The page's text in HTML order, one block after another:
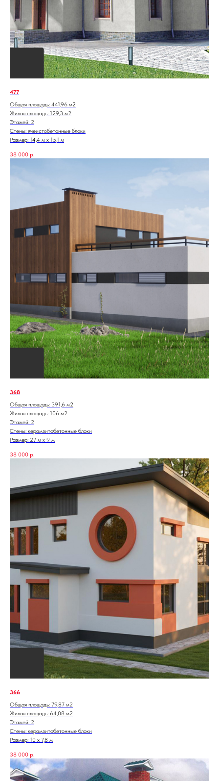
477
Общая площадь: 441,96 м2
Жилая площадь: 129,3 м2
Этажей: 2
Стены: ячеистобетонные блоки
Размер: 14,4 м х 15,1 м
38 000 р.
368
Общая площадь: 391,6 м2
Жилая площадь: 106 м2
Этажей: 2
Стены: керамзитобетонные блоки
Размер: 27 м х 9 м
38 000 р.
366
Общая площадь: 79,87 м2
Жилая площадь: 64,08 м2
Этажей: 2
Стены: керамзитобетонные блоки
Размер: 10 х 7,8 м
38 000 р.